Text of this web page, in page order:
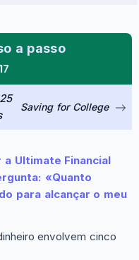
a passo
Saving for College
Ultimate Financial
«Quanto
para alcançar o meu
envolvem cinco